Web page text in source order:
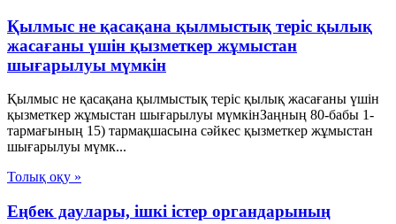
Қылмыс не қасақана қылмыстық теріс қылық
жасағаны үшін қызметкер жұмыстан
шығарылуы мүмкін
Қылмыс не қасақана қылмыстық теріс қылық жасағаны үшін
қызметкер жұмыстан шығарылуы мүмкінЗаңның 80-бабы 1-
тармағының 15) тармақшасына сәйкес қызметкер жұмыстан
шығарылуы мүмк...
Толық оқу »
Еңбек даулары, ішкі істер органдарының